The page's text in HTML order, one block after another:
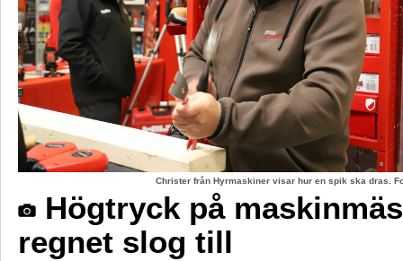
Christer från Hyrmaskiner visar hur en spik ska dras.
Högtryck på
regnet slog till